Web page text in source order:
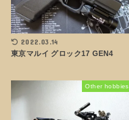
2022.03.14
東京マルイ グロック17 GEN4
Other hobbies